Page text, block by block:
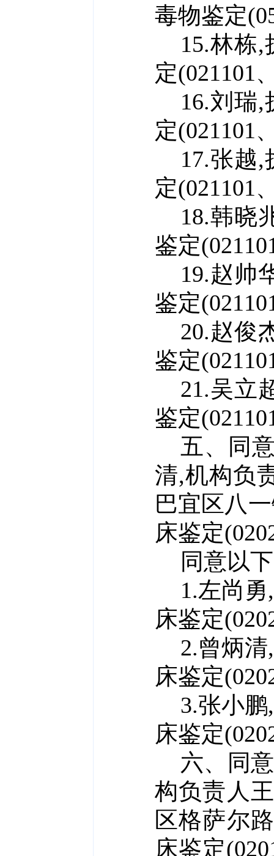
毒物鉴定
15.林栋,
定(021101
16.刘瑞,
定(021101
17.张越,
定(021101
18.韩晓
鉴定
19.赵帅
鉴定
20.赵俊
鉴定
21.吴立
鉴定
五、
同
清,机构负
巴宜区八
床鉴定
同意以下
1.左尚勇
床鉴定(
2.曾炳清
床鉴定(
3.张小鹏
床鉴定(
六、
同
构负责人
区格萨尔
床鉴定